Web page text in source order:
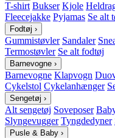
T-shirt Bukser Kjole
Fleecejakke Pyjamas Se alt
Fodtøj ›
Gummistøvler Sandaler
Termostøvler Se alt fodtøj
Barnevogne ›
Barnevogne Klapvogn
Cykelstol Cykelanhænger
Sengetøj ›
Alt sengetøj Soveposer
Slyngevugger Tyngdedyner
Pusle & Baby ›